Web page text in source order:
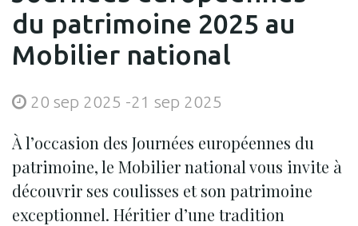
du patrimoine 2025 au
Mobilier national
20 sep 2025 -21 sep 2025
À l’occasion des Journées européennes du
patrimoine, le Mobilier national vous invite à
découvrir ses coulisses et son patrimoine
exceptionnel. Héritier d’une tradition